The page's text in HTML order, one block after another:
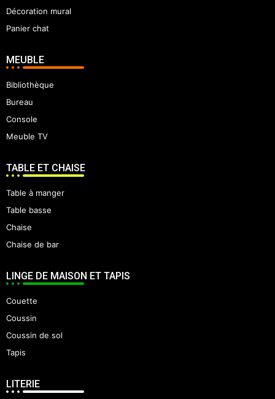
Décoration mural
Panier chat
MEUBLE
Bibliothèque
Bureau
Console
Meuble TV
TABLE ET CHAISE
Table à manger
Table basse
Chaise
Chaise de bar
LINGE DE MAISON ET TAPIS
Couette
Coussin
Coussin de sol
Tapis
LITERIE